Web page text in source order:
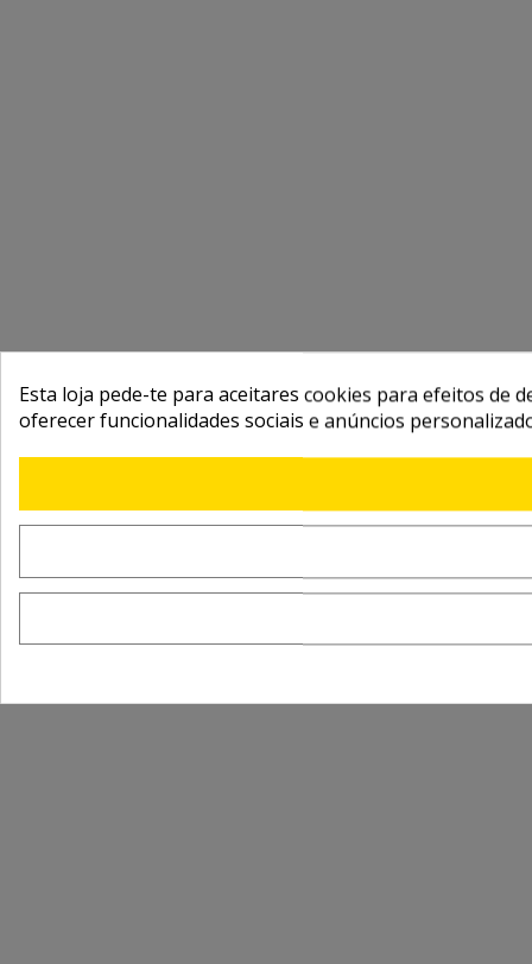
Esta loja pede-te para aceitares cookies para efeitos de
oferecer funcionalidades sociais e anúncios